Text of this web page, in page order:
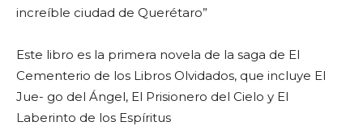
increíble ciudad de Querétaro”
Este libro es la primera novela de la saga de El
Cementerio de los Libros Olvidados, que incluye El
Jue- go del Ángel, El Prisionero del Cielo y El
Laberinto de los Espíritus